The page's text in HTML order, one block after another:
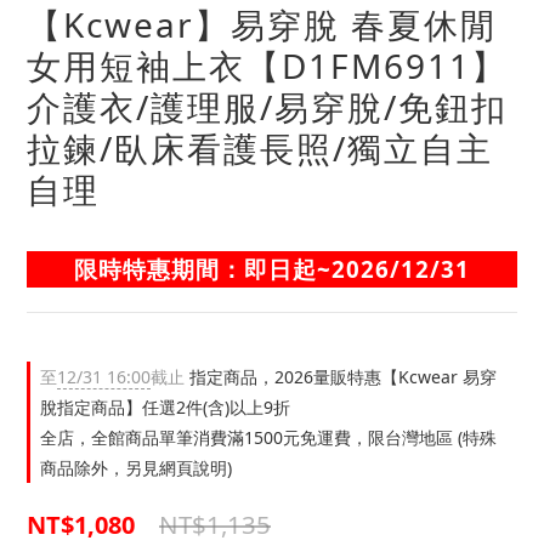
【Kcwear】易穿脫 春夏休閒
女用短袖上衣【D1FM6911】
介護衣/護理服/易穿脫/免鈕扣
拉鍊/臥床看護長照/獨立自主
自理
限時特惠期間：即日起~2026/12/31
至12/31 16:00截止 指定商品，2026量販特惠【Kcwear 易穿
脫指定商品】任選2件(含)以上9折
全店，全館商品單筆消費滿1500元免運費，限台灣地區 (特殊
商品除外，另見網頁說明)
NT$1,080 NT$1,135